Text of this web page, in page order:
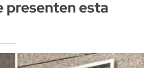
presenten esta